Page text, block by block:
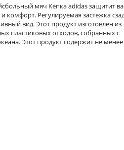
мяч Кепка adidas защитит
комфорт. Регулируемая застежка
вид. Этот продукт изготовлен из
пластиковых отходов, собранных с
Этот продукт содержит не менее